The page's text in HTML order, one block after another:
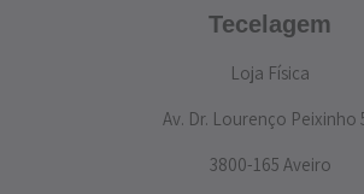
Tecelagem
Loja Física
Av. Dr. Lourenço Peixinho
3800-165 Aveiro